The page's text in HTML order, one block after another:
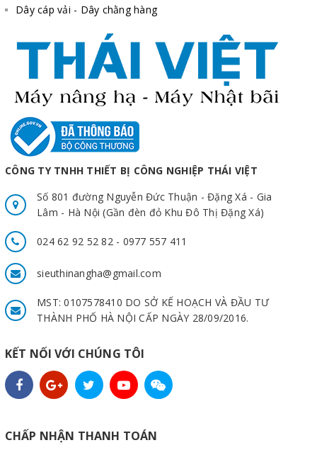
Dây cáp vải - Dây chằng hàng
CÔNG TY TNHH THIẾT BỊ CÔNG NGHIỆP THÁI VIỆT
Số 801 đường Nguyễn Đức Thuận - Đặng Xá - Gia
Lâm - Hà Nội (Gần đèn đỏ Khu Đô Thị Đặng Xá)
024 62 92 52 82 - 0977 557 411
sieuthinangha@gmail.com
MST: 0107578410 DO SỞ KẾ HOẠCH VÀ ĐẦU TƯ
THÀNH PHỐ HÀ NỘI CẤP NGÀY 28/09/2016.
KẾT NỐI VỚI CHÚNG TÔI
CHẤP NHẬN THANH TOÁN